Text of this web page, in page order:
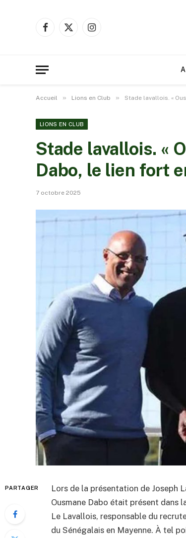
Facebook
X
Instagram
Accueil » Lions en Club » Stade lavallois. «
LIONS EN CLUB
Stade lavallois. «
Dabo, le lien fort
7 octobre 2025
PARTAGER
Lors de la présentation de Joseph
Ousmane Dabo était présent dans
Le Lavallois, responsable du
du Sénégalais en Mayenne. À tel